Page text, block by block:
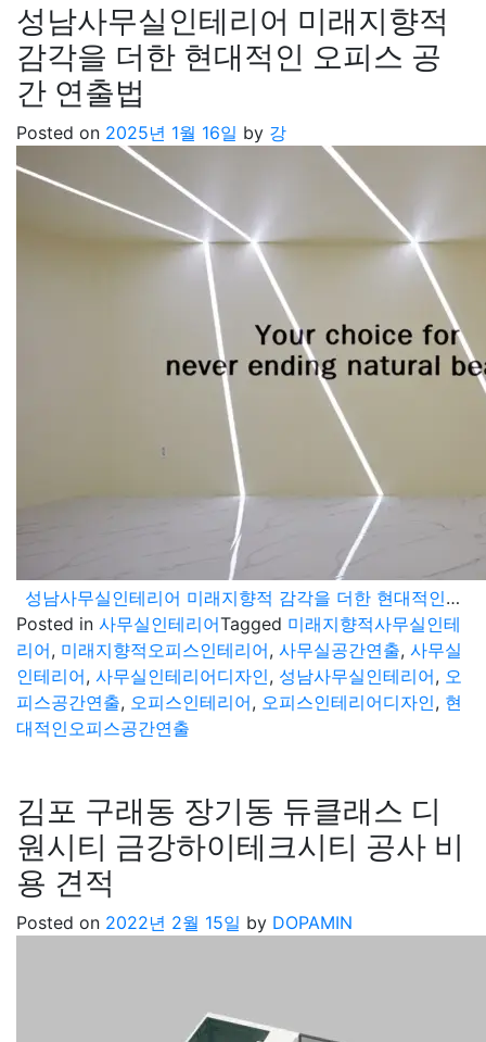
성남사무실인테리어 미래지향적
감각을 더한 현대적인 오피스 공
간 연출법
Posted on 2025년 1월 16일 by 강
성남사무실인테리어 미래지향적 감각을 더한 현대적인 오피스 공간 연출법
Posted in 사무실인테리어Tagged 미래지향적사무실인테
리어, 미래지향적오피스인테리어, 사무실공간연출, 사무실
인테리어, 사무실인테리어디자인, 성남사무실인테리어, 오
피스공간연출, 오피스인테리어, 오피스인테리어디자인, 현
대적인오피스공간연출
김포 구래동 장기동 듀클래스 디
원시티 금강하이테크시티 공사 비
용 견적
Posted on 2022년 2월 15일 by DOPAMIN